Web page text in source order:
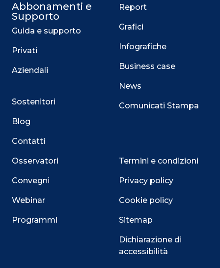
Abbonamenti e
Supporto
Guida e supporto
Privati
Aziendali
Sostenitori
Blog
Contatti
Osservatori
Convegni
Webinar
Programmi
Report
Grafici
Infografiche
Business case
News
Comunicati Stampa
Termini e condizioni
Privacy policy
Cookie policy
Sitemap
Dichiarazione di
accessibilità